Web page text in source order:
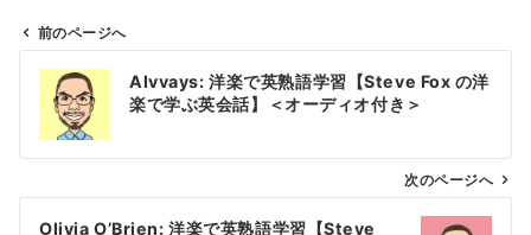
前のページへ
Alvvays: 洋楽で英熟語学習【Steve Fox の洋
楽で学ぶ英会話】＜オーディオ付き＞
次のページへ
Olivia O’Brien: 洋楽で英熟語学習【Steve